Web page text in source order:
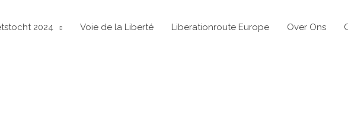
2024 Voie de la Liberté Liberationroute Europe Over Ons